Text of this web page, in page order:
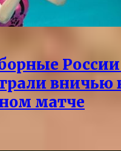
вничью
матче